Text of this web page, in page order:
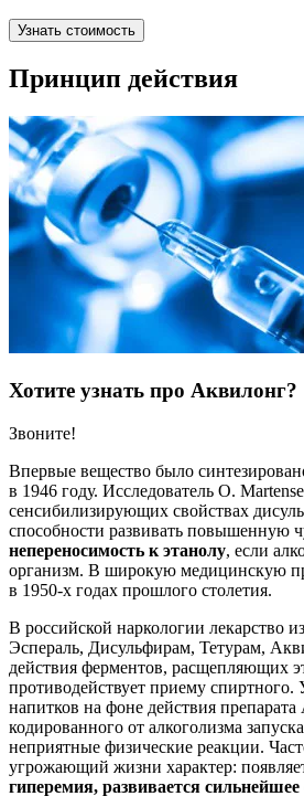
Узнать стоимость
Принцип действия
Хотите узнать про Аквилонг?
Звоните!
Впервые вещество было
в 1946 году. Исследователь О.
сенсибилизирующих свойствах
способности развивать повышенную
непереносимость к этанолу, если
организм. В широкую медицинскую
в 1950-х годах прошлого столетия.
В российской наркологии лекарство
Эспераль, Дисульфирам, Тетурам,
действия ферментов, расщепляющих
противодействует приему
напитков на фоне действия
кодированного от алкоголизма
неприятные физические реакции.
угрожающий жизни характер:
гиперемия, развивается сильнейшее